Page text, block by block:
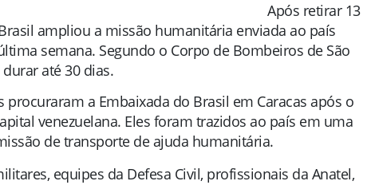
Após retirar 13
ampliou a missão humanitária enviada ao país
semana. Segundo o Corpo de Bombeiros de São
até 30 dias.
a Embaixada do Brasil em Caracas após o
venezuelana. Eles foram trazidos ao país em uma
de transporte de ajuda humanitária.
equipes da Defesa Civil, profissionais da Anatel,